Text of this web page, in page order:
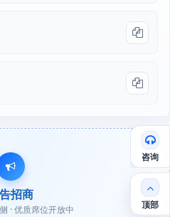
招商
· 优质席位开放中
咨询
顶部